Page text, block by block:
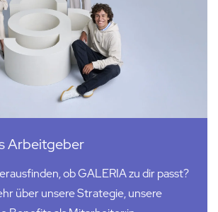
Arbeitgeber
ob GALERIA zu dir passt?
über unsere Strategie, unsere